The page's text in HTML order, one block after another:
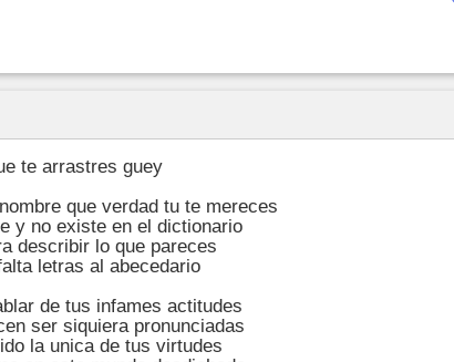
te arrastres guey
que verdad tu te mereces
y no existe en el dictionario
describir lo que pareces
letras al abecedario
de tus infames actitudes
ser siquiera pronunciadas
la unica de tus virtudes